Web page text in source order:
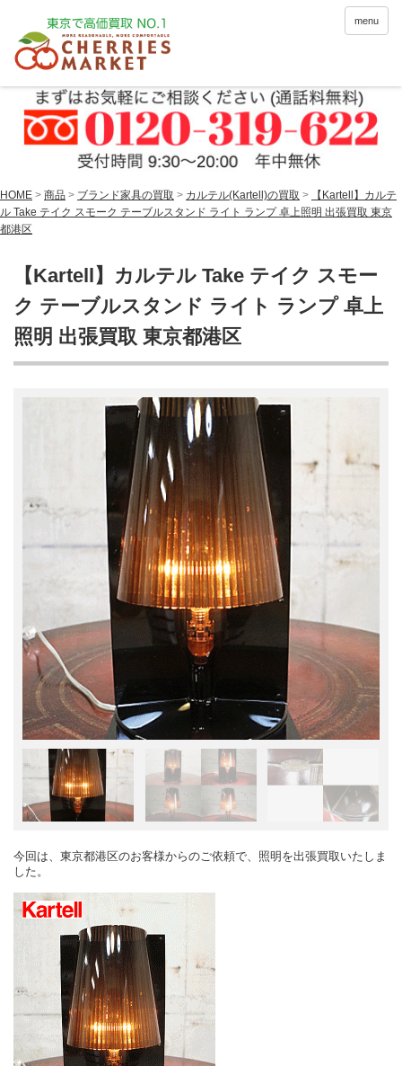
menu
HOME > 商品 > ブランド家具の買取 > カルテル(Kartell)の買取 >
【Kartell】カルテ
ル Take テイク スモーク テーブルスタンド ライト ランプ 卓上照明 出張買取 東京
都港区
【Kartell】カルテル Take テイク スモー
ク テーブルスタンド ライト ランプ 卓上
照明 出張買取 東京都港区
今回は、東京都港区のお客様からのご依頼で、照明を出張買取いたしま
した。